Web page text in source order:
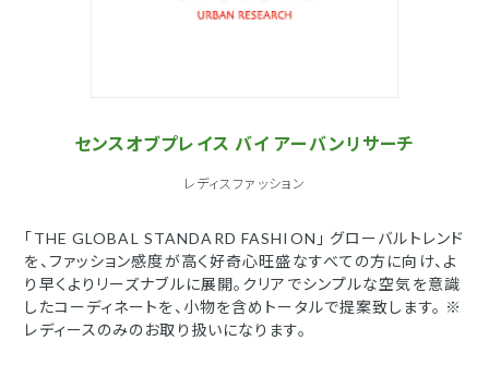
センスオブプレイス バイ アーバンリサーチ
レディスファッション
「THE GLOBAL STANDARD FASHION」 グローバルトレンド
を、ファッション感度が高く好奇心旺盛なすべての方に向け、よ
り早くよりリーズナブルに展開。クリアでシンプルな空気を意識
したコーディネートを、小物を含めトータルで提案致します。 ※
レディースのみのお取り扱いになります。